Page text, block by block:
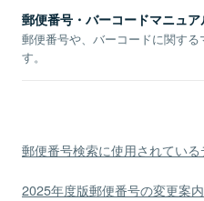
郵便番号・バーコードマニュア
郵便番号や、バーコードに関する
す。
郵便番号検索に使用されてい
2025年度版郵便番号の変更案内